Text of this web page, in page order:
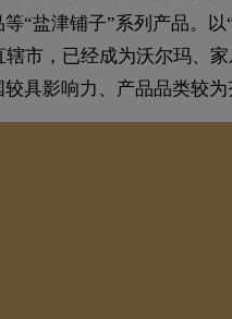
“盐津铺子”系列产品。
市，已经成为沃尔玛、
具影响力、产品品类较为